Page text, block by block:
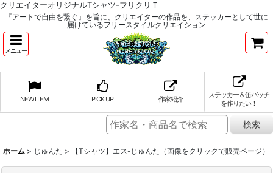
クリエイターオリジナルTシャツ-フリクリＴ
『アートで自由を繋ぐ』を旨に、クリエイターの作品を、ステッカーとして世に
届けているフリースタイルクリエイション
メニュー
NEW ITEM PICK UP 作家紹介
ステッカー＆缶バッチ
を作りたい！
ホーム > じゅんた > 【Tシャツ】エス-じゅんた（画像をクリックで販売ページ）